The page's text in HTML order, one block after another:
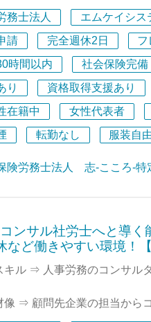
＝労働法の専門家として、
を届け、その先の関係者と
援（IPO支援）に特化してい
査においては、労務デュー
金の有無はもちろん、労働
ています。
査期間において、企業がコ
の正確な知識、実践的なノ
分野における豊富な実務経
ッセージ
セミナー登壇実績多数】代
表は、『IPOの労務監査標
様でのセミナー登壇など、
もあり、現在全国からIPO
代表との距離が非常に近く
務士法人 エムケイシス
請
完全週休2日
フ
時間以内
社会保険完備
り
資格取得支援あり
在籍中
女性代表者
転勤なし 服装自
険労務士法人 志-こころ-特
ンサル社労士へと導
など働きやすい環境！
キル ⇒ 人事労務のコンサル
像 ⇒ 顧問先企業の担当から
いきたい人です。